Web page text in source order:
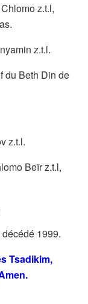
z.t.l,
z.t.l.
du Beth Din de
z.t.l.
Beïr z.t.l,
1999.
Tsadikim,